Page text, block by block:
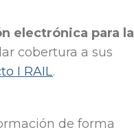
electrónica para la
cobertura a sus
I RAIL.
de forma